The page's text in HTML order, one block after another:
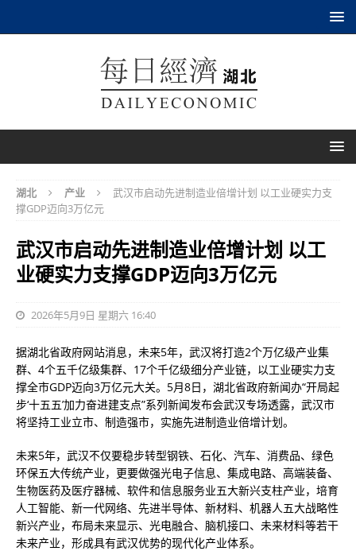
湖北 产业
武汉市启动先进制造业倍增计划 以工业硬实力支
撑GDP迈向3万亿元
武汉市启动先进制造业倍增计划 以工
业硬实力支撑GDP迈向3万亿元
2026年5月9日 星期六 16:40
据湖北省政府网站消息，未来5年，武汉将打造2个万亿级产业集
群、4个五千亿级集群、17个千亿级细分产业链，以工业硬实力支
撑全市GDP迈向3万亿元大关。5月8日，湖北省政府新闻办“开局起
步‘十五五’加力奋进建支点”系列新闻发布会武汉专场透露，武汉市
将坚持工业立市、制造强市，实施先进制造业倍增计划。
未来5年，武汉不仅要稳步转型钢铁、石化、汽车、消费品、绿色
环保五大传统产业，更要做强光电子信息、集成电路、高端装备、
生物医药及医疗器械、软件和信息服务业五大新兴支柱产业，培育
人工智能、新一代网络、先进半导体、新材料、机器人五大战略性
新兴产业，布局未来显示、光电融合、脑机接口、未来材料等若干
未来产业，形成具有武汉优势的现代化产业体系。